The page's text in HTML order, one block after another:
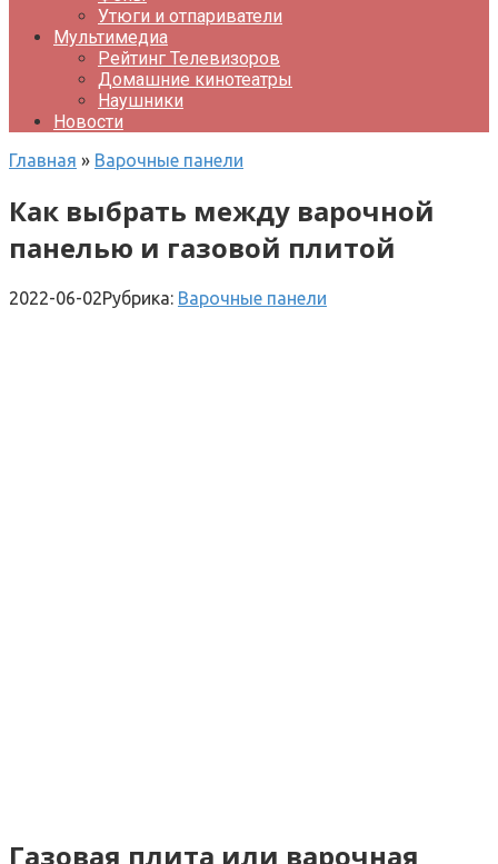
Утюги и отпариватели
Мультимедиа
Рейтинг Телевизоров
Домашние кинотеатры
Наушники
Новости
Главная » Варочные панели
Как выбрать между варочной
панелью и газовой плитой
2022-06-02Рубрика: Варочные панели
Газовая плита или варочная